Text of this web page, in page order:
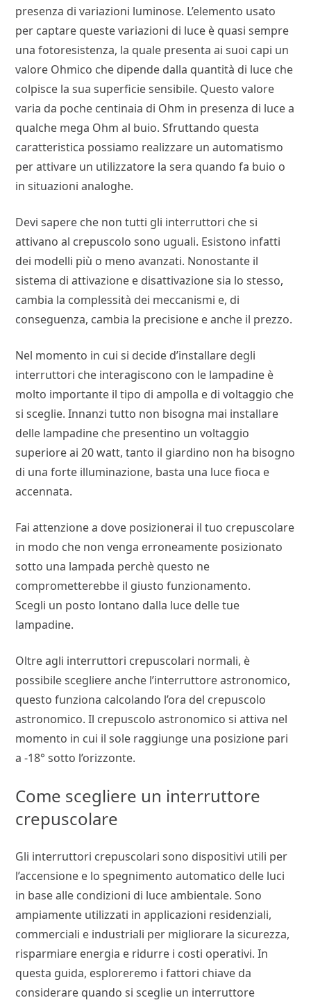
presenza di variazioni luminose. L’elemento usato
per captare queste variazioni di luce è quasi sempre
una fotoresistenza, la quale presenta ai suoi capi un
valore Ohmico che dipende dalla quantità di luce che
colpisce la sua superficie sensibile. Questo valore
varia da poche centinaia di Ohm in presenza di luce a
qualche mega Ohm al buio. Sfruttando questa
caratteristica possiamo realizzare un automatismo
per attivare un utilizzatore la sera quando fa buio o
in situazioni analoghe.
Devi sapere che non tutti gli interruttori che si
attivano al crepuscolo sono uguali. Esistono infatti
dei modelli più o meno avanzati. Nonostante il
sistema di attivazione e disattivazione sia lo stesso,
cambia la complessità dei meccanismi e, di
conseguenza, cambia la precisione e anche il prezzo.
Nel momento in cui si decide d’installare degli
interruttori che interagiscono con le lampadine è
molto importante il tipo di ampolla e di voltaggio che
si sceglie. Innanzi tutto non bisogna mai installare
delle lampadine che presentino un voltaggio
superiore ai 20 watt, tanto il giardino non ha bisogno
di una forte illuminazione, basta una luce fioca e
accennata.
Fai attenzione a dove posizionerai il tuo crepuscolare
in modo che non venga erroneamente posizionato
sotto una lampada perchè questo ne
comprometterebbe il giusto funzionamento.
Scegli un posto lontano dalla luce delle tue
lampadine.
Oltre agli interruttori crepuscolari normali, è
possibile scegliere anche l’interruttore astronomico,
questo funziona calcolando l’ora del crepuscolo
astronomico. Il crepuscolo astronomico si attiva nel
momento in cui il sole raggiunge una posizione pari
a -18° sotto l’orizzonte.
Come scegliere un interruttore
crepuscolare
Gli interruttori crepuscolari sono dispositivi utili per
l’accensione e lo spegnimento automatico delle luci
in base alle condizioni di luce ambientale. Sono
ampiamente utilizzati in applicazioni residenziali,
commerciali e industriali per migliorare la sicurezza,
risparmiare energia e ridurre i costi operativi. In
questa guida, esploreremo i fattori chiave da
considerare quando si sceglie un interruttore